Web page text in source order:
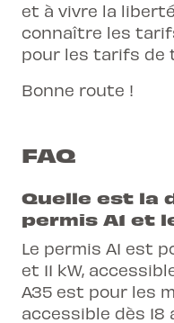
et à vivre la
connaître les
pour les tarifs de
Bonne route !
FAQ
Quelle est la
permis A1 et
Le permis A1 est
et 11 kW,
A35 est pour les
accessible dès